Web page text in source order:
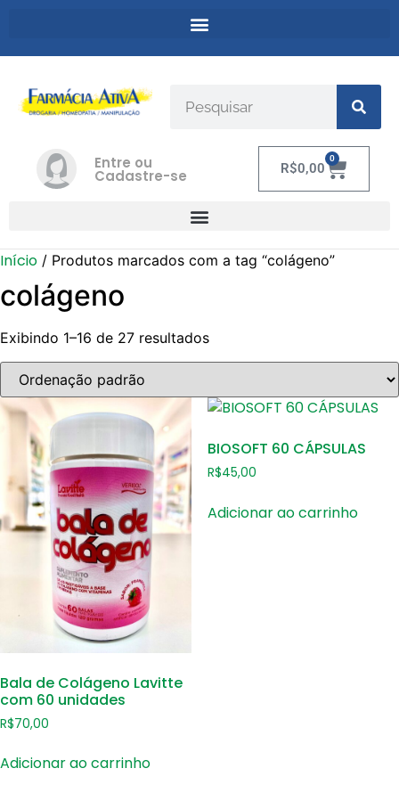
Entre ou
Cadastre-se R$0,00
0
Início / Produtos marcados com a tag “colágeno”
colágeno
Exibindo 1–16 de 27 resultados
Bala de Colágeno Lavitte
com 60 unidades
R$70,00
Adicionar ao carrinho
BIOSOFT 60 CÁPSULAS
R$45,00
Adicionar ao carrinho